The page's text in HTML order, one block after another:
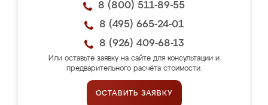
8 (800) 511-89-55
8 (495) 665-24-01
8 (926) 409-68-13
Или оставьте заявку на сайте для консультации и
предварительного расчёта стоимости.
ОСТАВИТЬ ЗАЯВКУ